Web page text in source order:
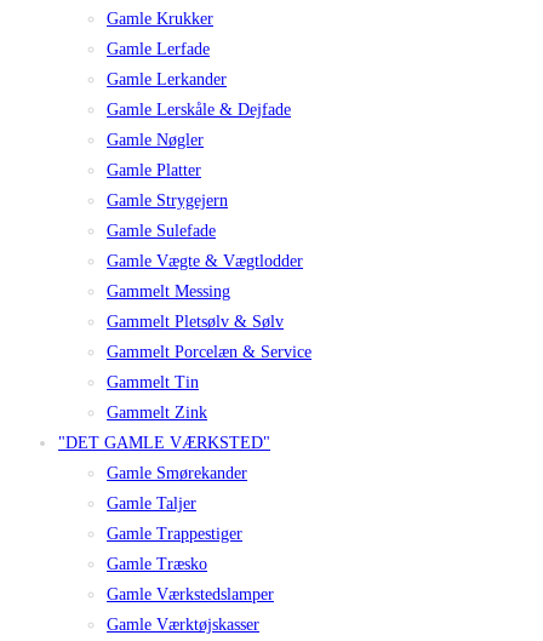
Gamle Krukker
Gamle Lerfade
Gamle Lerkander
Gamle Lerskåle & Dejfade
Gamle Nøgler
Gamle Platter
Gamle Strygejern
Gamle Sulefade
Gamle Vægte & Vægtlodder
Gammelt Messing
Gammelt Pletsølv & Sølv
Gammelt Porcelæn & Service
Gammelt Tin
Gammelt Zink
"DET GAMLE VÆRKSTED"
Gamle Smørekander
Gamle Taljer
Gamle Trappestiger
Gamle Træsko
Gamle Værkstedslamper
Gamle Værktøjskasser